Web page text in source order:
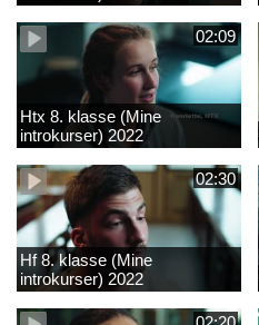
02:09
Htx 8. klasse (Mine
introkurser) 2022
02:30
Hf 8. klasse (Mine
introkurser) 2022